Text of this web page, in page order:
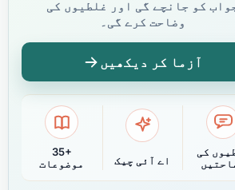
کو جانچے گی اور غلطیوں کی
وضاحت کرے گی۔
آزما کر دیکھیں
35+
موضوعات
اے آئی چیک
کی